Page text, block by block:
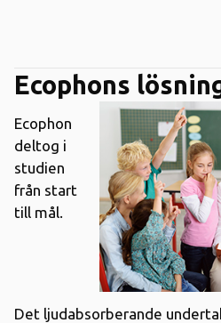
Ecophons
Ecophon
deltog i
studien
från start
till mål.
Det ljudabsorberande